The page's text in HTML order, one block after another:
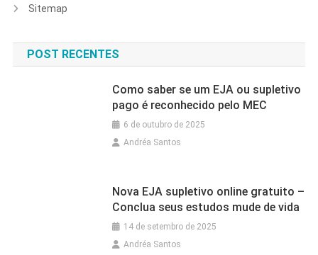
Sitemap
POST RECENTES
Como saber se um EJA ou supletivo
pago é reconhecido pelo MEC
6 de outubro de 2025
Andréa Santos
Nova EJA supletivo online gratuito –
Conclua seus estudos mude de vida
14 de setembro de 2025
Andréa Santos